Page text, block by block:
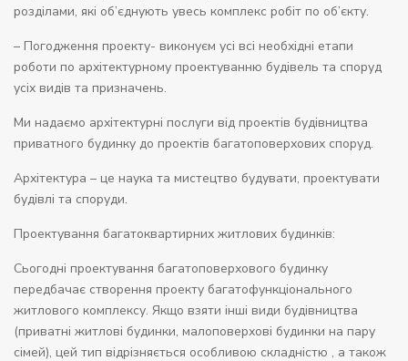
розділами, які об’єднують увесь комплекс робіт по об’єкту.
– Погодження проекту- виконуєм усі всі необхідні етапи
роботи по архітектурному проектуванню будівель та споруд
усіх видів та призначень.
Ми надаємо архітектурні послуги від проектів будівництва
приватного будинку до проектів багатоповерхових споруд.
Архітектура – це наука та мистецтво будувати, проектувати
будівлі та споруди.
Проектування багатоквартирних житлових будинків:
Сьогодні проектування багатоповерхового будинку
передбачає створення проекту багатофункціонального
житлового комплексу. Якщо взяти інші види будівництва
(приватні житлові будинки, малоповерхові будинки на пару
сімей), цей тип відрізняється особливою складністю , а також